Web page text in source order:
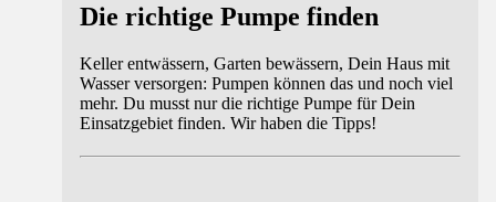
Die richtige Pumpe finden
Keller entwässern, Garten bewässern, Dein Haus mit
Wasser versorgen: Pumpen können das und noch viel
mehr. Du musst nur die richtige Pumpe für Dein
Einsatzgebiet finden. Wir haben die Tipps!